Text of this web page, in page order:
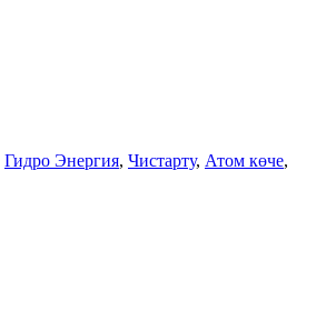
Гидро Энергия, Чистарту, Атом көче,